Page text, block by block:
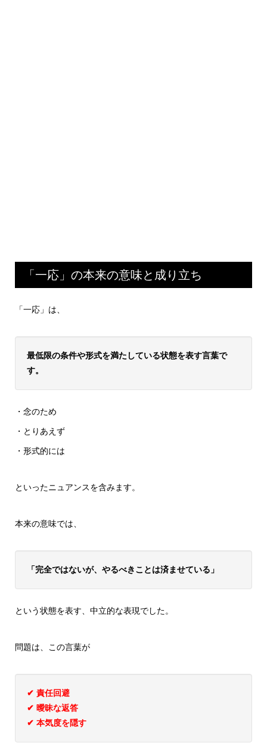
「一応」の本来の意味と成り立ち
「一応」は、
最低限の条件や形式を満たしている状態を表す言葉で
す。
・念のため
・とりあえず
・形式的には
といったニュアンスを含みます。
本来の意味では、
「完全ではないが、やるべきことは済ませている」
という状態を表す、中立的な表現でした。
問題は、この言葉が
✔ 責任回避
✔ 曖昧な返答
✔ 本気度を隠す